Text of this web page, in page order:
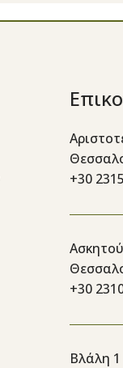
+30
+30
Βλάλη 1